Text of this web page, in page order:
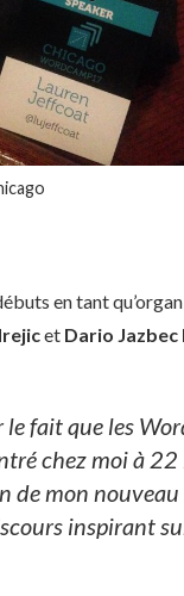
en tant
et Dario
fait que les
chez moi à
de mon nouveau
inspirant